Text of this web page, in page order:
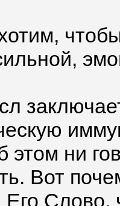
чтобы
этом ни
Вот
Его